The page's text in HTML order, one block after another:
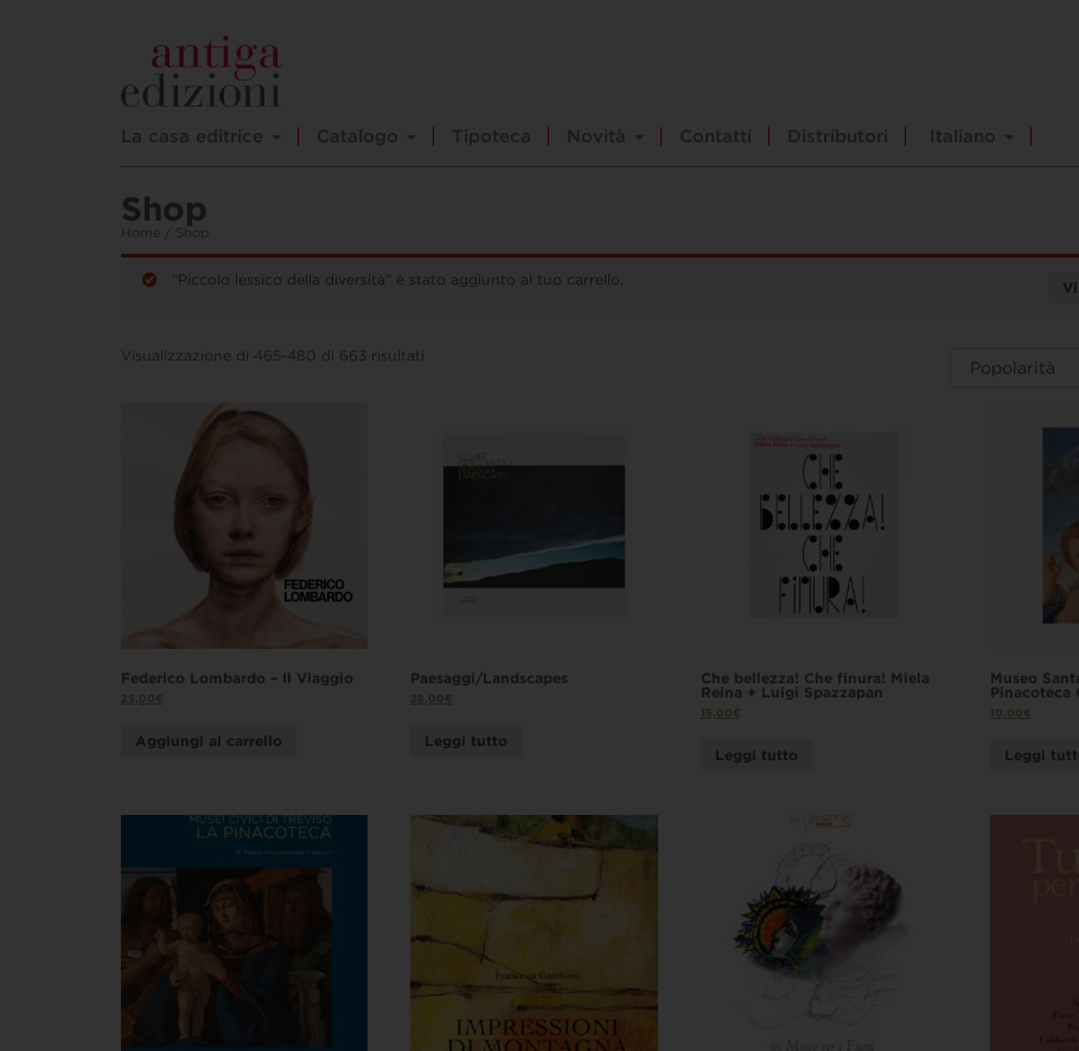
La casa editrice Catalogo Tipoteca Novità Contatti Distributori Italiano
Shop
Home / Shop
“Piccolo lessico della diversità” è stato aggiunto al tuo carrello.
Visualizzazione di 465-480 di 663 risultati
Federico Lombardo – Il Viaggio
25,00€
Aggiungi al carrello
Paesaggi/Landscapes
28,00€
Leggi tutto
Che bellezza! Che finura! Miela
Reina + Luigi Spazzapan
15,00€
Leggi tutto
Museo
Pinacoteca
10,00€
Leggi